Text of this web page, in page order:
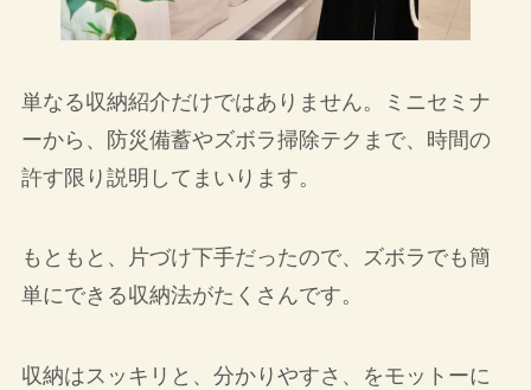
単なる収納紹介だけではありません。ミニセミナ
ーから、防災備蓄やズボラ掃除テクまで、時間の
許す限り説明してまいります。
もともと、片づけ下手だったので、ズボラでも簡
単にできる収納法がたくさんです。
収納はスッキリと、分かりやすさ、をモットーに